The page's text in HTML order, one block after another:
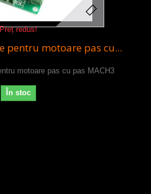
Preț redus!
pentru motoare pas cu...
motoare pas cu pas MACH3
În stoc